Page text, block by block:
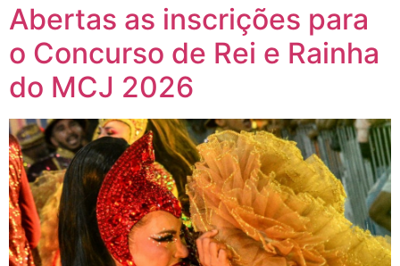
Abertas as inscrições para
o Concurso de Rei e Rainha
do MCJ 2026